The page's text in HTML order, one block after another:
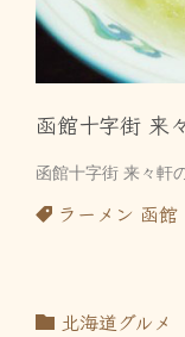
函館十字街 来
函館十字街 来々軒
ラーメン 函館
北海道グルメ